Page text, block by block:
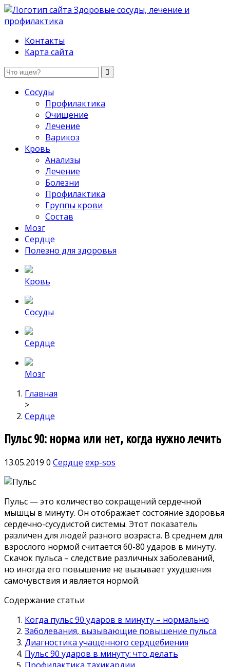
Здоровые сосуды, лечение и профилактика
Контакты
Карта сайта
Сосуды
Профилактика
Очищение
Лечение
Варикоз
Кровь
Анализы
Лечение
Болезни
Профилактика
Группы крови
Состав
Мозг
Сердце
Полезно для здоровья
Кровь
Сосуды
Сердце
Мозг
Главная
>
Сердце
Пульс 90: норма или нет, когда нужно лечить
13.05.2019 0 Сердце exp-sos
Пульс — это количество сокращений сердечной
мышцы в минуту. Он отображает состояние здоровья
сердечно-сусудистой системы. Этот показатель
различен для людей разного возраста. В среднем для
взрослого нормой считается 60-80 ударов в минуту.
Скачок пульса – следствие различных заболеваний,
но иногда его повышение не вызывает ухудшения
самочувствия и является нормой.
Содержание статьи
Когда пульс 90 ударов в минуту – нормально
Заболевания, вызывающие повышение пульса
Диагностика учащенного сердцебиения
Пульс 90 ударов в минуту: что делать